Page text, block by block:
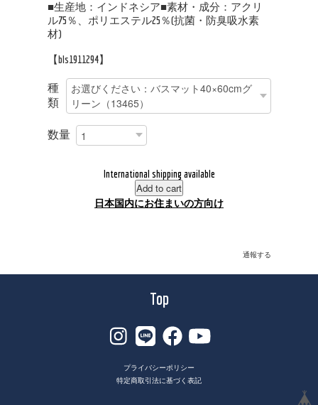
■生産地：インドネシア■素材・成分：アクリ
ル75％、ポリエステル25％(抗菌・防臭吸水素
材)
【bls1911294】
種
類
数量
International shipping available
Add to cart
日本国内にお住まいの方向け
通報する
Top
プライバシーポリシー
特定商取引法に基づく表記